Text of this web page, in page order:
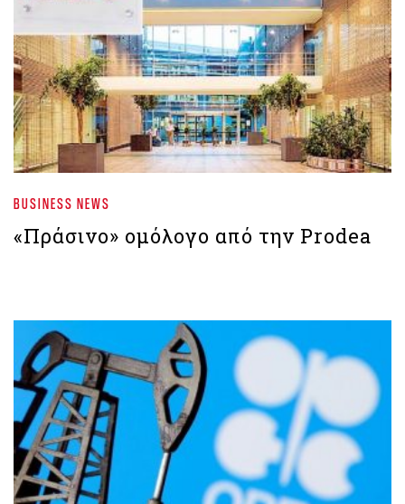
BUSINESS NEWS
«Πράσινο» ομόλογο από την Prodea